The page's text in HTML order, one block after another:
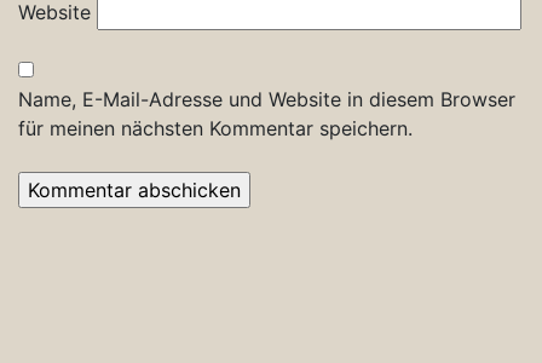
Website
Name, E-Mail-Adresse und Website in diesem Browser
für meinen nächsten Kommentar speichern.